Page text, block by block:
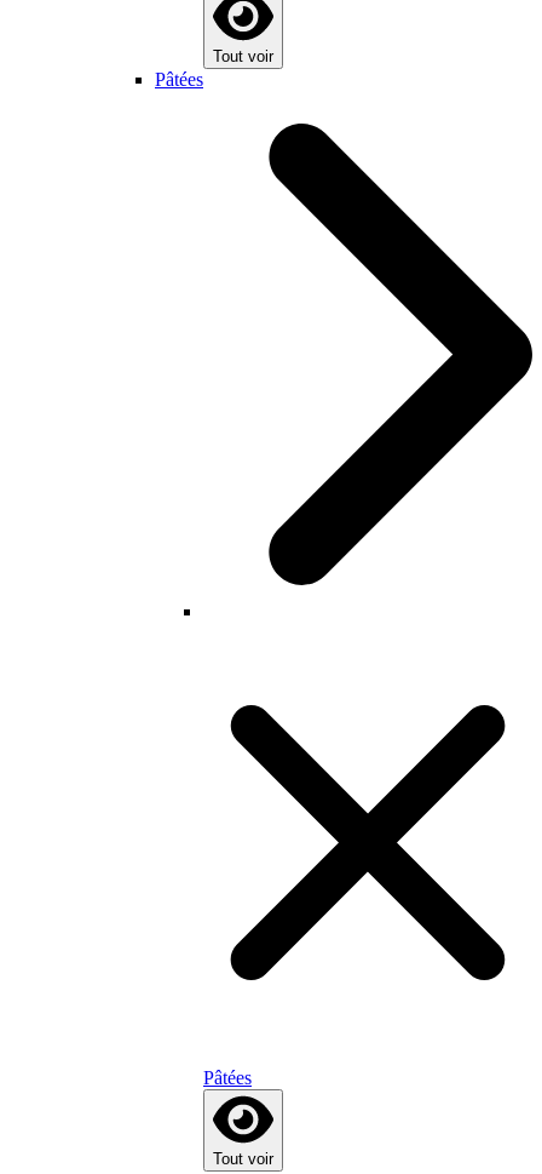
Tout voir
Pâtées
Pâtées
Tout voir